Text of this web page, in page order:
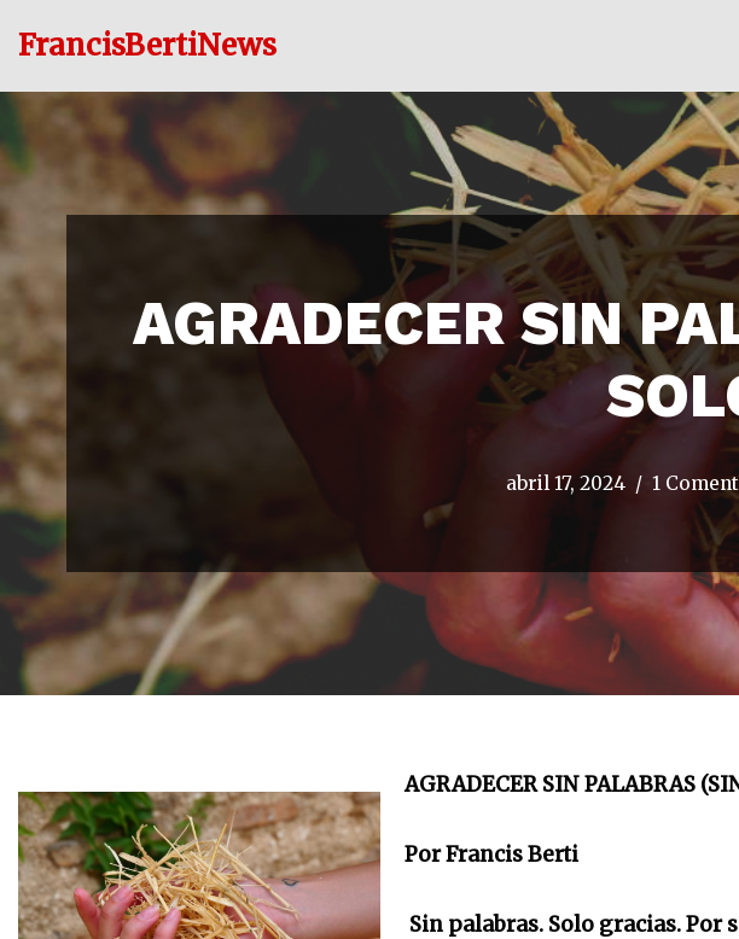
contenido
FrancisBertiNews
AGRADECER SIN
abril 17, 2024 1
AGRADECER SIN PALABRAS
Por Francis Berti
Sin palabras. Solo gracias. Por